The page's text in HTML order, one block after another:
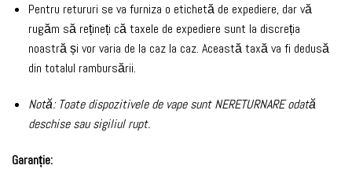
Pentru retururi se va furniza o etichetă de expediere, dar vă
rugăm să rețineți că taxele de expediere sunt la discreția
noastră și vor varia de la caz la caz. Această taxă va fi dedusă
din totalul rambursării.
Notă: Toate dispozitivele de vape sunt NERETURNARE odată
deschise sau sigiliul rupt.
Garanție: